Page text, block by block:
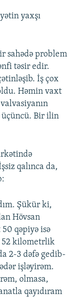
yaxşı
sahədə problem
təsir edir.
İş çox
Həmin vaxt
Bir ilin
qalınca da,
Şükür ki,
Hövsan
qəpiyə isə
52 kilometrlik
2-3 dəfə gedib-
işləyirəm.
olmasa,
qayıdıram